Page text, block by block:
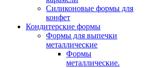
Силиконовые формы для
конфет
Кондитерские формы
Формы для выпечки
металлические
Формы
металлические.